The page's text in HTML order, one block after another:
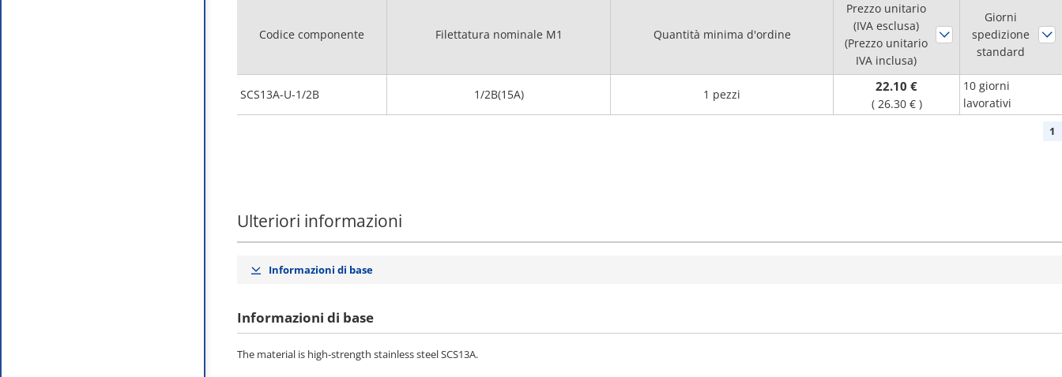
Codice componente
SCS13A-U-1/2B
Filettatura nominale M1 Quantità minima d'ordine
1/2B(15A) 1 pezzi
Prezzo unitario
(IVA esclusa)
(Prezzo unitario
IVA inclusa)
Giorni
spedizione
standard
22.10 €
( 26.30 € )
10 giorni
lavorativi
1
Ulteriori informazioni
Informazioni di base
Informazioni di base
The material is high-strength stainless steel SCS13A.